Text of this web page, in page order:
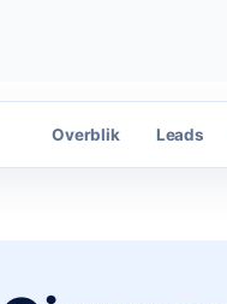
Overblik Leads